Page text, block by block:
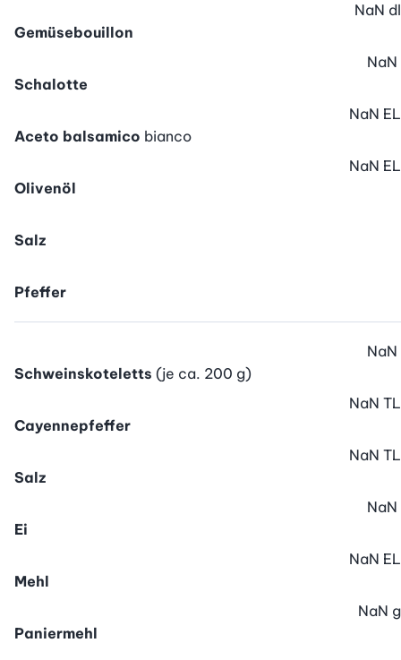
Gemüsebouillon
NaN dl
Schalotte
NaN
Aceto balsamico bianco
NaN EL
Olivenöl
NaN EL
Salz
Pfeffer
Schweinskoteletts (je ca. 200 g)
NaN
Cayennepfeffer
NaN TL
Salz
NaN TL
Ei
NaN
Mehl
NaN EL
Paniermehl
NaN g